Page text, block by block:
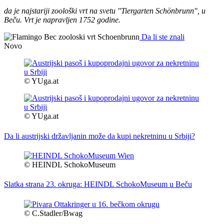
da je najstariji zoološki vrt na svetu "Tiergarten Schönbrunn", u
Beču. Vrt je napravljen 1752 godine.
Da li ste znali
Novo
© YUga.at
© YUga.at
Da li austrijski državljanin može da kupi nekretninu u Srbiji?
© HEINDL SchokoMuseum
Slatka strana 23. okruga: HEINDL SchokoMuseum u Beču
© C.Stadler/Bwag